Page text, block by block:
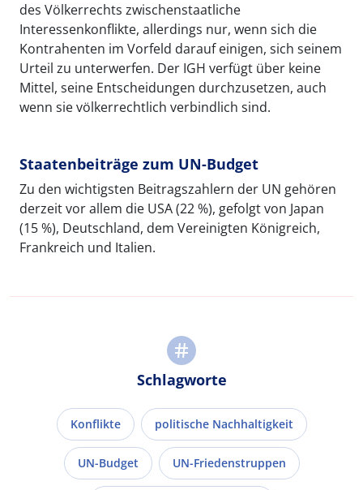
des Völkerrechts zwischenstaatliche
Interessenkonflikte, allerdings nur, wenn sich die
Kontrahenten im Vorfeld darauf einigen, sich seinem
Urteil zu unterwerfen. Der IGH verfügt über keine
Mittel, seine Entscheidungen durchzusetzen, auch
wenn sie völkerrechtlich verbindlich sind.
Staatenbeiträge zum UN-Budget
Zu den wichtigsten Beitragszahlern der UN gehören
derzeit vor allem die USA (22 %), gefolgt von Japan
(15 %), Deutschland, dem Vereinigten Königreich,
Frankreich und Italien.
Schlagworte
Konflikte politische Nachhaltigkeit
UN-Budget UN-Friedenstruppen